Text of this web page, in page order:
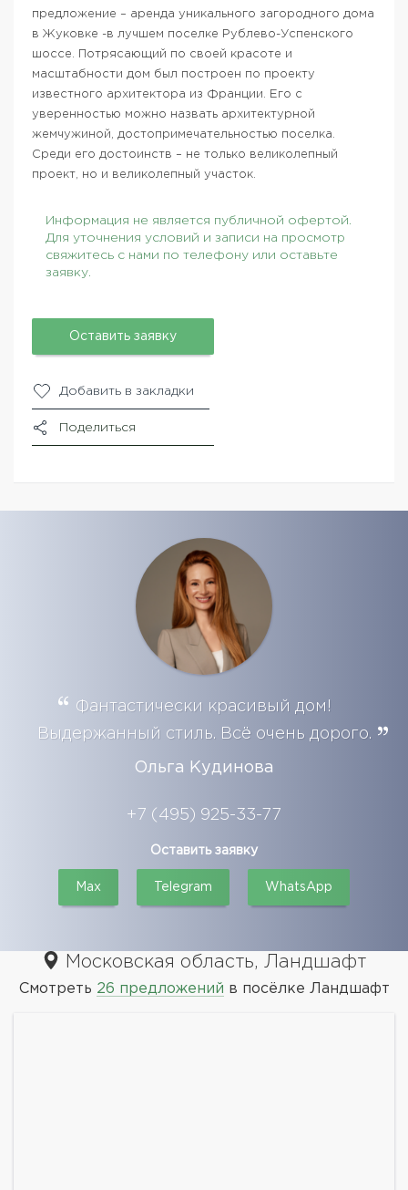
предложение – аренда уникального загородного дома
в Жуковке -в лучшем поселке Рублево-Успенского
шоссе. Потрясающий по своей красоте и
масштабности дом был построен по проекту
известного архитектора из Франции. Его с
уверенностью можно назвать архитектурной
жемчужиной, достопримечательностью поселка.
Среди его достоинств – не только великолепный
проект, но и великолепный участок.
Информация не является публичной офертой.
Для уточнения условий и записи на просмотр
свяжитесь с нами по телефону или оставьте
заявку.
Оставить заявку
Добавить в закладки
Поделиться
Фантастически красивый дом!
Выдержанный стиль. Всё очень дорого.
Ольга Кудинова
+7 (495) 925-33-77
Оставить заявку
Max Telegram WhatsApp
Московская область, Ландшафт
Смотреть 26 предложений в посёлке Ландшафт